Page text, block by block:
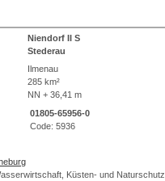
Niendorf II S
Stederau
Ilmenau
285 km²
NN + 36,41 m
01805-65956-0
Code:5936
Küsten- und Naturschutz